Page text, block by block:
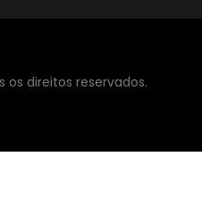
os direitos reservados.